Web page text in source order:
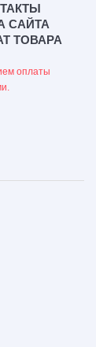
САЙТА
ТОВАРА
оплаты